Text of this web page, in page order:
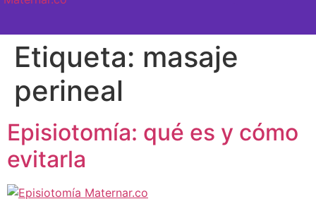
Etiqueta: masaje
perineal
Episiotomía: qué es y cómo
evitarla